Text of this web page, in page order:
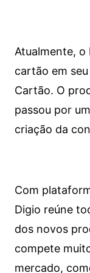
Atualmente,
cartão em
Cartão. O
passou por
criação da
Com
Digio reúne
dos novos
compete
mercado,